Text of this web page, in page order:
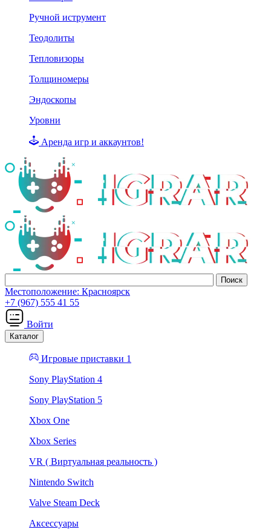
Ручной иструмент
Теодолиты
Тепловизоры
Толщиномеры
Эндоскопы
Уровни
Аренда игр и аккаунтов!
Местоположение: Красноярск
+7 (967) 555 41 55
Войти
Каталог
Игровые приставки 1
Sony PlayStation 4
Sony PlayStation 5
Xbox One
Xbox Series
VR ( Виртуальная реальность )
Nintendo Switch
Valve Steam Deck
Аксессуары